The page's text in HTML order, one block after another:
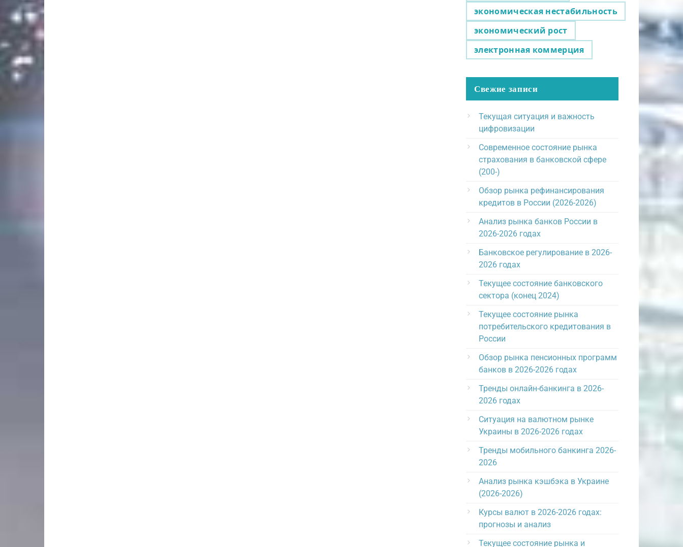
экономическая нестабильность
экономический рост
электронная коммерция
Свежие записи
Текущая ситуация и важность
цифровизации
Современное состояние рынка
страхования в банковской сфере
(200-)
Обзор рынка рефинансирования
кредитов в России (2026-2026)
Анализ рынка банков России в
2026-2026 годах
Банковское регулирование в 2026-
2026 годах
Текущее состояние банковского
сектора (конец 2024)
Текущее состояние рынка
потребительского кредитования в
России
Обзор рынка пенсионных программ
банков в 2026-2026 годах
Тренды онлайн-банкинга в 2026-
2026 годах
Ситуация на валютном рынке
Украины в 2026-2026 годах
Тренды мобильного банкинга 2026-
2026
Анализ рынка кэшбэка в Украине
(2026-2026)
Курсы валют в 2026-2026 годах:
прогнозы и анализ
Текущее состояние рынка и